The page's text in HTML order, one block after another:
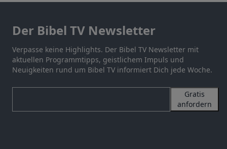
Der Bibel TV Newsletter
Verpasse keine Highlights. Der Bibel TV Newsletter mit
aktuellen Programmtipps, geistlichem Impuls und
Neuigkeiten rund um Bibel TV informiert Dich jede Woche.
Gratis
anfordern